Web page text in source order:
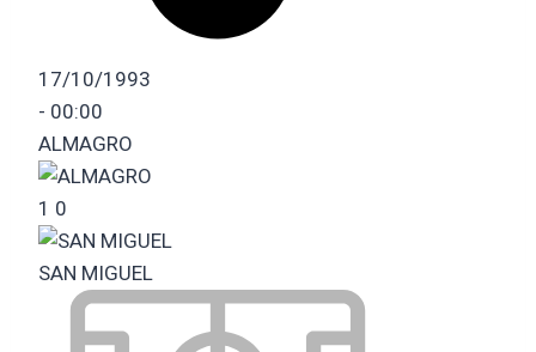
17/10/1993
- 00:00
ALMAGRO
1 0
SAN MIGUEL